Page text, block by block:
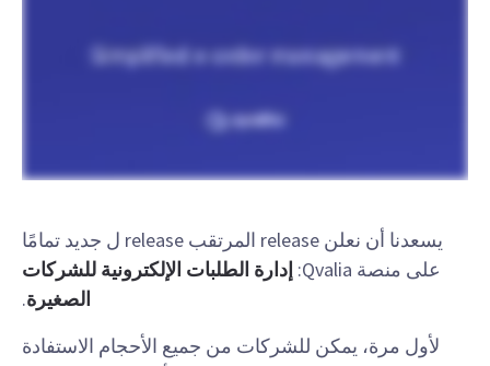
يسعدنا أن نعلن release المرتقب release ل جديد تمامًا
على منصة Qvalia:
إدارة الطلبات الإلكترونية للشركات
الصغيرة.
لأول مرة، يمكن للشركات من جميع الأحجام الاستفادة